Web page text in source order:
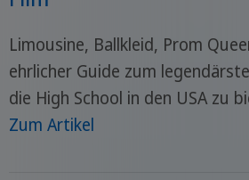
Limousine, Ballkleid, Prom
ehrlicher Guide zum
die High School in den USA zu
Zum Artikel